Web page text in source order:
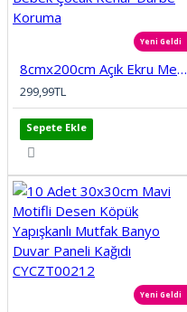
Yeni Geldi
8cmx200cm Açık Ekru Meva Kendinden Yapışkanlı Kauçuk Kenar Koruma Bebek Çocuk Kenar Darbe Koruma
299,99TL
Sepete Ekle
Yeni Geldi